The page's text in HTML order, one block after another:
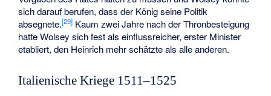
sich darauf berufen, dass der König seine Politik
absegnete.[29] Kaum zwei Jahre nach der Thronbesteigung
hatte Wolsey sich fest als einflussreicher, erster Minister
etabliert, den Heinrich mehr schätzte als alle anderen.
Italienische Kriege 1511–1525